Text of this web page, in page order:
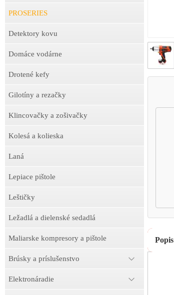
PROSERIES
Detektory kovu
Domáce vodárne
Drotené kefy
Gilotíny a rezačky
Klincovačky a zošivačky
Kolesá a kolieska
Laná
Lepiace pištole
Leštičky
Ležadlá a dielenské sedadlá
Maliarske kompresory a pištole
Brúsky a príslušenstvo
Elektronáradie
Popis